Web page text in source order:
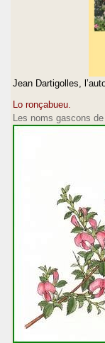
Jean Dartigolles,
Lo ronçabueu.
Les noms gascons